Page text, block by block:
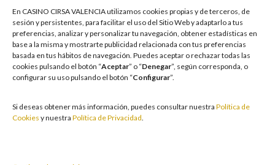
En CASINO CIRSA VALENCIA utilizamos cookies propias y de terceros, de
sesión y persistentes, para facilitar el uso del Sitio Web y adaptarlo a tus
preferencias, analizar y personalizar tu navegación, obtener estadísticas en
base a la misma y mostrarte publicidad relacionada con tus preferencias
basada en tus hábitos de navegación. Puedes aceptar o rechazar todas las
cookies pulsando el botón “Aceptar” o “Denegar”, según corresponda, o
configurar su uso pulsando el botón “Configurar”.
Si deseas obtener más información, puedes consultar nuestra Política de
Cookies y nuestra Política de Privacidad.
En el Grupo CIRSA promovemos una actitud responsable hacia el juego,
garantizando un entorno seguro y transparente para nuestros clientes y
facilitamos medidas e información para que el juego sea siempre diversión y
entretenimiento, sin utilizarse como vía para afrontar problemas económicos
o emocionales. El acceso está prohibido a menores de 18 años y a las
personas con acceso restringido conforme a los registros de prohibición y/o
autoexclusión que resulten aplicables. También trabajamos para reforzar una
cultura de prevención y concienciación sobre los posibles trastornos
las circunstancias individuales. Asimismo, desarrollamos y mejoramos de
forma continuada nuestra Cultura de Juego Responsable mediante la